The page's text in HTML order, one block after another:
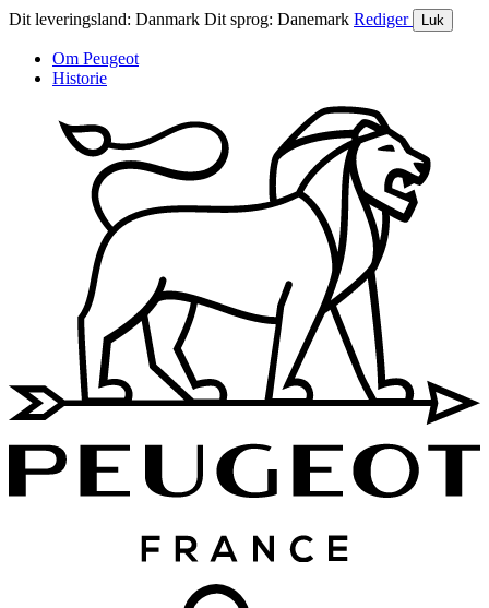
Dit leveringsland: Danmark Dit sprog: Danemark Rediger Luk
Om Peugeot
Historie